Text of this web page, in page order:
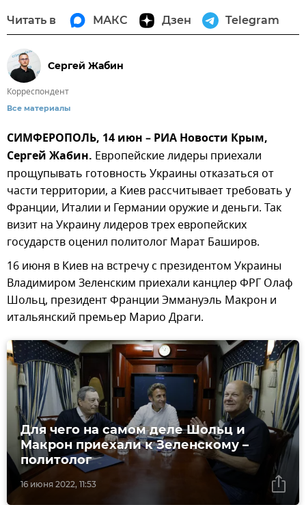
Читать в МАКС Дзен Telegram
Сергей Жабин
Корреспондент
Все материалы
СИМФЕРОПОЛЬ, 14 июн – РИА Новости Крым,
Сергей Жабин. Европейские лидеры приехали
прощупывать готовность Украины отказаться от
части территории, а Киев рассчитывает требовать у
Франции, Италии и Германии оружие и деньги. Так
визит на Украину лидеров трех европейских
государств оценил политолог Марат Баширов.
16 июня в Киев на встречу с президентом Украины
Владимиром Зеленским приехали канцлер ФРГ Олаф
Шольц, президент Франции Эммануэль Макрон и
итальянский премьер Марио Драги.
16 июня 2022, 11:53
Для чего на самом деле Шольц и
Макрон приехали к Зеленскому –
политолог